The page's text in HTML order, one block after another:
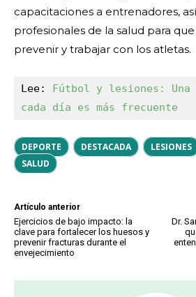
capacitaciones a entrenadores,
profesionales de la salud para
prevenir y trabajar con los atletas.
Lee: Fútbol y lesiones: Una
cada día es más frecuente
DEPORTE DESTACADA LESIONES
SALUD
Artículo anterior
Ejercicios de bajo impacto: la
clave para fortalecer los huesos y
prevenir fracturas durante el
envejecimiento
Dr.